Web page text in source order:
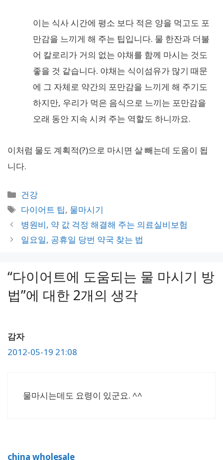
이는 식사 시간에 평소 보다 적은 양을 먹고도 포
만감을 느끼게 해 주는 팁입니다. 물 한잔과 더불
어 칼로리가 거의 없는 야채를 함께 마시는 것도
좋을 것 같습니다. 야채는 식이섬유가 많기 때문
에 그 자체로 약간의 포만감을 느끼게 해 주기도
하지만, 우리가 먹은 음식으로 느끼는 포만감을
오래 동안 지속 시켜 주는 역할도 하니까요.
이처럼 물도 계획적(?)으로 마시면 살 빼는데 도움이 됩
니다.
카
테
고
리
건강
태
그
다이어트 팁, 물마시기
병원비, 약 값 걱정 해결해 주는 의료실비보험
일요일, 공휴일 당번 약국 찾는 법
“다이어트에 도움되는 물 마시기 방
법”에 대한 2개의 생각
감자
2012-05-19 21:08
물마시는데도 요령이 있군요. ^^
china wholesale